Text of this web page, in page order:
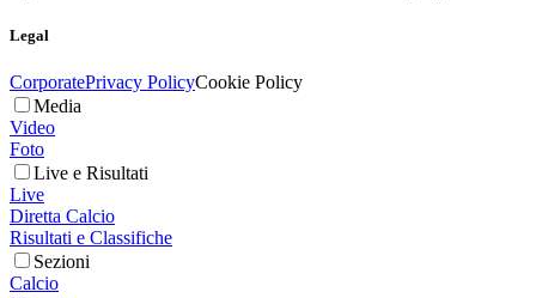
Legal
CorporatePrivacy PolicyCookie Policy
Media
Video
Foto
Live e Risultati
Live
Diretta Calcio
Risultati e Classifiche
Sezioni
Calcio